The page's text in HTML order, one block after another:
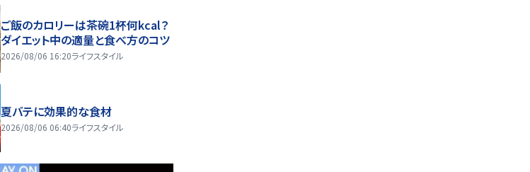
ご飯のカロリーは茶碗1杯何kcal？
ダイエット中の適量と食べ方のコツ
2026/08/06 16:20ライフスタイル
夏バテに効果的な食材
2026/08/06 06:40ライフスタイル